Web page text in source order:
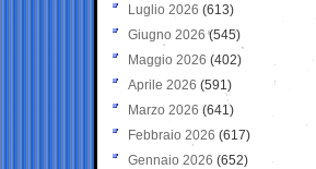
Luglio 2026 (613)
Giugno 2026 (545)
Maggio 2026 (402)
Aprile 2026 (591)
Marzo 2026 (641)
Febbraio 2026 (617)
Gennaio 2026 (652)